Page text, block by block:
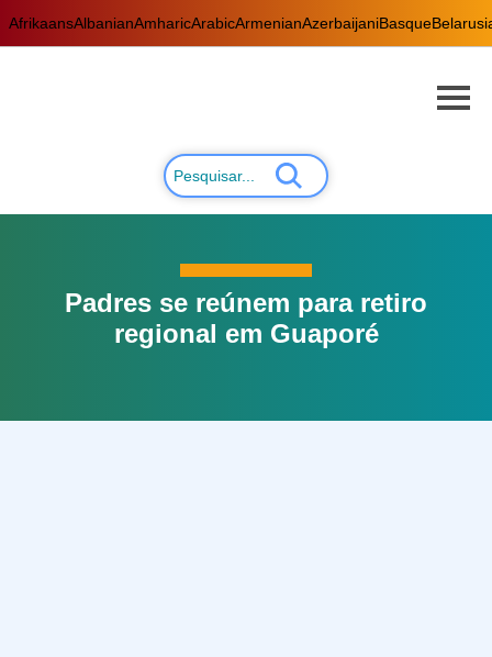
AfrikaansAlbanianAmharicArabicArmenianAzerbaijaniBasque
Padres se reúnem para retiro
regional em Guaporé